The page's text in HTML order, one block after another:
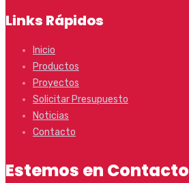
Links Rápidos
Inicio
Productos
Proyectos
Solicitar Presupuesto
Noticias
Contacto
Estemos en Contacto